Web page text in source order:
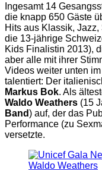
Ingesamt 14
die knapp 650 Gäste
Hits aus Klassik,
die 13-jährige
Kids Finalistin 2013),
aber alle mit ihrer
Videos weiter unten
talentiert: Der
Markus Bok. Als
Waldo Weathers (15
Band) auf, der das
Performance (zu
versetzte.